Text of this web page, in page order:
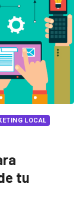
LOCAL
tu